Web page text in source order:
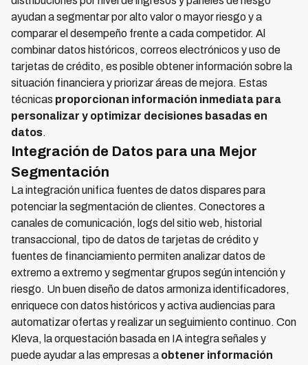
ayudan a segmentar por alto valor o mayor riesgo y a
comparar el desempeño frente a cada competidor. Al
combinar datos históricos, correos electrónicos y uso de
tarjetas de crédito, es posible obtener información sobre la
situación financiera y priorizar áreas de mejora. Estas
técnicas proporcionan información inmediata para
personalizar y optimizar decisiones basadas en
datos.
Integración de Datos para una Mejor
Segmentación
La integración unifica fuentes de datos dispares para
potenciar la segmentación de clientes. Conectores a
canales de comunicación, logs del sitio web, historial
transaccional, tipo de datos de tarjetas de crédito y
fuentes de financiamiento permiten analizar datos de
extremo a extremo y segmentar grupos según intención y
riesgo. Un buen diseño de datos armoniza identificadores,
enriquece con datos históricos y activa audiencias para
automatizar ofertas y realizar un seguimiento continuo. Con
Kleva, la orquestación basada en IA integra señales y
puede ayudar a las empresas a obtener información